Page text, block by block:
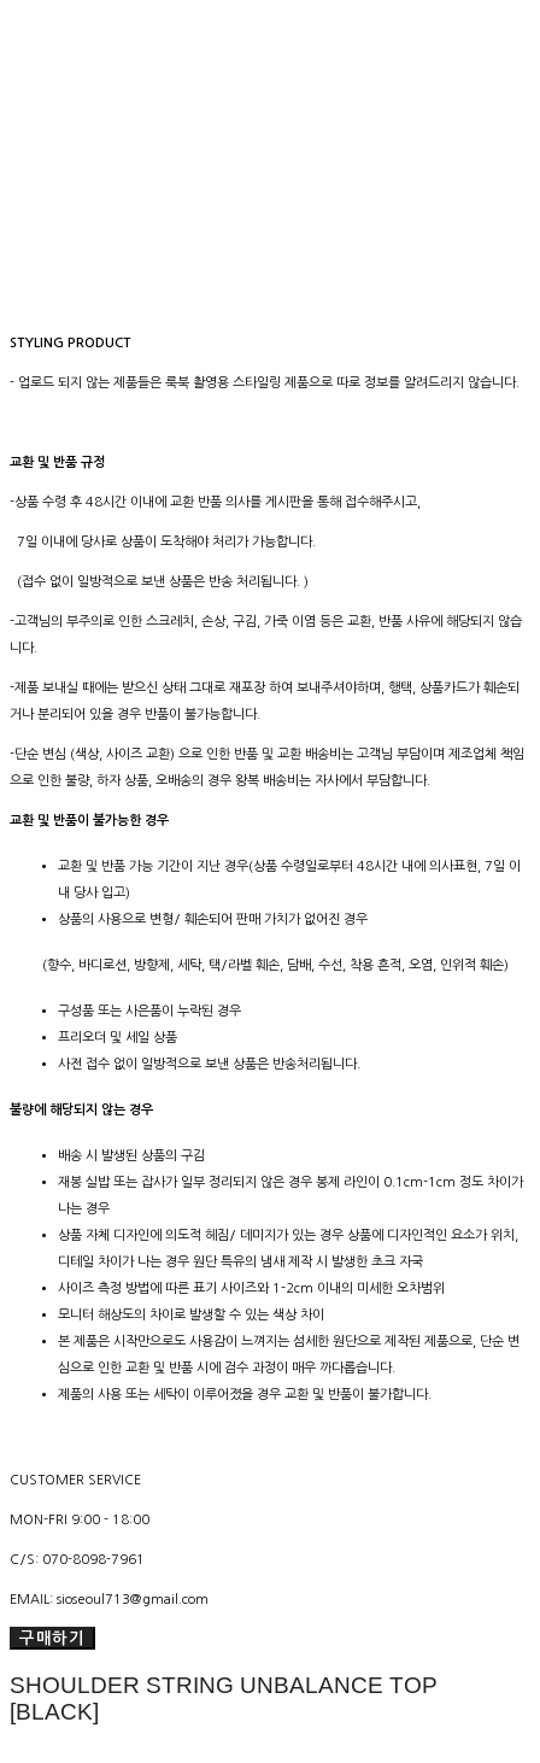
STYLING PRODUCT
- 업로드 되지 않는 제품들은 룩북 촬영용 스타일링 제품으로 따로 정보를 알려드리지 않습니다.
교환 및 반품 규정
-상품 수령 후 48시간 이내에 교환 반품 의사를 게시판을 통해 접수해주시고,
7일 이내에 당사로 상품이 도착해야 처리가 가능합니다.
(접수 없이 일방적으로 보낸 상품은 반송 처리됩니다. )
-고객님의 부주의로 인한 스크레치, 손상, 구김, 가죽 이염 등은 교환, 반품 사유에 해당되지 않습
니다.
-제품 보내실 때에는 받으신 상태 그대로 재포장 하여 보내주셔야하며, 행택, 상품카드가 훼손되
거나 분리되어 있을 경우 반품이 불가능합니다.
-단순 변심 (색상, 사이즈 교환) 으로 인한 반품 및 교환 배송비는 고객님 부담이며 제조업체 책임
으로 인한 불량, 하자 상품, 오배송의 경우 왕복 배송비는 자사에서 부담합니다.
교환 및 반품이 불가능한 경우
교환 및 반품 가능 기간이 지난 경우(상품 수령일로부터 48시간 내에 의사표현, 7일 이
내 당사 입고)
상품의 사용으로 변형/ 훼손되어 판매 가치가 없어진 경우
(향수, 바디로션, 방향제, 세탁, 택/라벨 훼손, 담배, 수선, 착용 흔적, 오염, 인위적 훼손)
구성품 또는 사은품이 누락된 경우
프리오더 및 세일 상품
사전 접수 없이 일방적으로 보낸 상품은 반송처리됩니다.
불량에 해당되지 않는 경우
배송 시 발생된 상품의 구김
재봉 실밥 또는 잡사가 일부 정리되지 않은 경우 봉제 라인이 0.1cm-1cm 정도 차이가
나는 경우
상품 자체 디자인에 의도적 헤짐/ 데미지가 있는 경우 상품에 디자인적인 요소가 위치,
디테일 차이가 나는 경우 원단 특유의 냄새 제작 시 발생한 초크 자국
사이즈 측정 방법에 따른 표기 사이즈와 1-2cm 이내의 미세한 오차범위
모니터 해상도의 차이로 발생할 수 있는 색상 차이
본 제품은 시작만으로도 사용감이 느껴지는 섬세한 원단으로 제작된 제품으로, 단순 변
심으로 인한 교환 및 반품 시에 검수 과정이 매우 까다롭습니다.
제품의 사용 또는 세탁이 이루어졌을 경우 교환 및 반품이 불가합니다.
CUSTOMER SERVICE
MON-FRI 9:00 - 18:00
C/S: 070-8098-7961
EMAIL: sioseoul713@gmail.com
구매하기
SHOULDER STRING UNBALANCE TOP
[BLACK]